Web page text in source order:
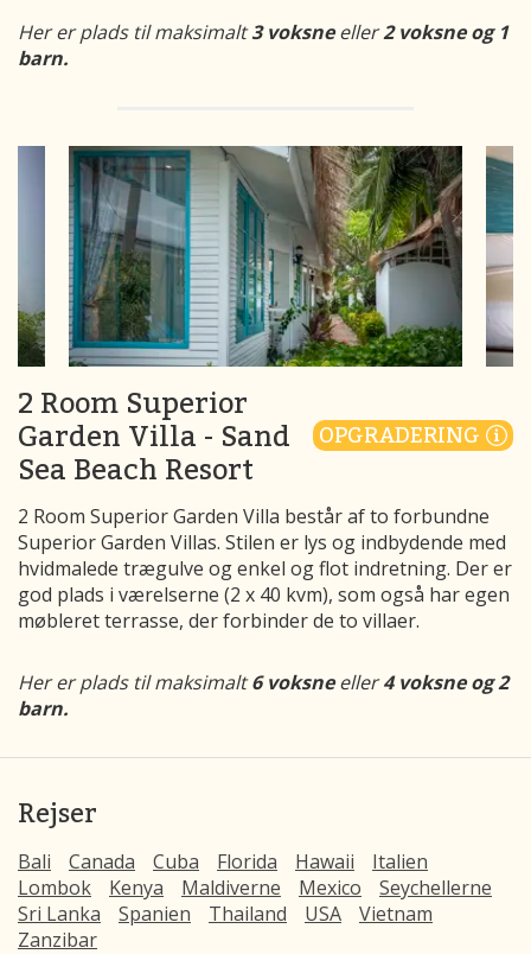
Her er plads til maksimalt3 voksneeller2 voksne og 1
barn.
2 Room Superior
Garden Villa - Sand
Sea Beach Resort
OPGRADERING
2 Room Superior Garden Villa består af to forbundne
Superior Garden Villas. Stilen er lys og indbydende med
hvidmalede trægulve og enkel og flot indretning. Der er
god plads i værelserne (2 x 40 kvm), som også har egen
møbleret terrasse, der forbinder de to villaer.
Her er plads til maksimalt6 voksneeller4 voksne og 2
barn.
Rejser
Bali Canada Cuba Florida Hawaii
Italien
Lombok
Kenya Maldiverne Mexico
Seychellerne
Sri Lanka
Spanien Thailand USA
Vietnam
Zanzibar